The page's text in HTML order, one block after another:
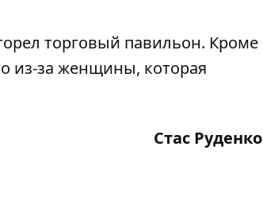
торговый павильон. Кроме
из-за женщины, которая
Стас Руденко